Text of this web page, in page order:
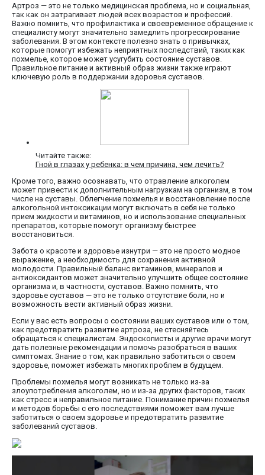
Артроз — это не только медицинская проблема, но и социальная,
так как он затрагивает людей всех возрастов и профессий.
Важно помнить, что профилактика и своевременное обращение к
специалисту могут значительно замедлить прогрессирование
заболевания. В этом контексте полезно знать о привычках,
которые помогут избежать неприятных последствий, таких как
похмелье, которое может усугубить состояние суставов.
Правильное питание и активный образ жизни также играют
ключевую роль в поддержании здоровья суставов.
Читайте также:
Гной в глазах у ребенка: в чем причина, чем лечить?
Кроме того, важно осознавать, что отравление алкоголем
может привести к дополнительным нагрузкам на организм, в том
числе на суставы. Облегчение похмелья и восстановление после
алкогольной интоксикации могут включать в себя не только
прием жидкости и витаминов, но и использование специальных
препаратов, которые помогут организму быстрее
восстановиться.
Забота о красоте и здоровье изнутри — это не просто модное
выражение, а необходимость для сохранения активной
молодости. Правильный баланс витаминов, минералов и
антиоксидантов может значительно улучшить общее состояние
организма и, в частности, суставов. Важно помнить, что
здоровье суставов — это не только отсутствие боли, но и
возможность вести активный образ жизни.
Если у вас есть вопросы о состоянии ваших суставов или о том,
как предотвратить развитие артроза, не стесняйтесь
обращаться к специалистам. Эндоскописты и другие врачи могут
дать полезные рекомендации и помочь разобраться в ваших
симптомах. Знание о том, как правильно заботиться о своем
здоровье, поможет избежать многих проблем в будущем.
Проблемы похмелья могут возникать не только из-за
злоупотребления алкоголем, но и из-за других факторов, таких
как стресс и неправильное питание. Понимание причин похмелья
и методов борьбы с его последствиями поможет вам лучше
заботиться о своем здоровье и предотвратить развитие
заболеваний суставов.